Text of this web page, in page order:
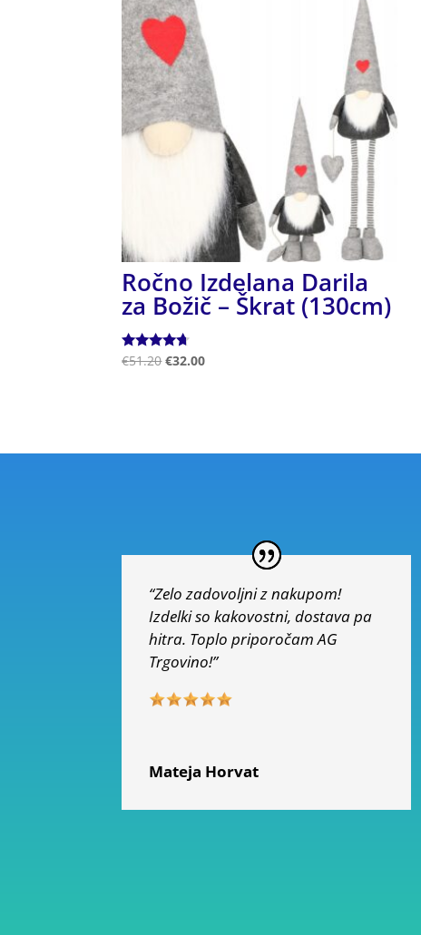
Ročno Izdelana Darila
za Božič – Škrat (130cm)
Ocenjeno
€51.20 €32.00
“Zelo zadovoljni z nakupom!
Izdelki so kakovostni, dostava pa
hitra. Toplo priporočam AG
Trgovino!”
Mateja Horvat